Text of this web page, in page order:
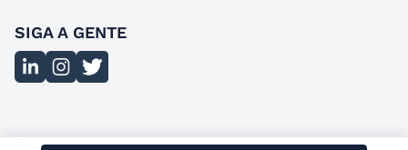
SIGA A GENTE